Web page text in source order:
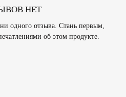
НЕТ
одного отзыва. Стань первым,
об этом продукте.